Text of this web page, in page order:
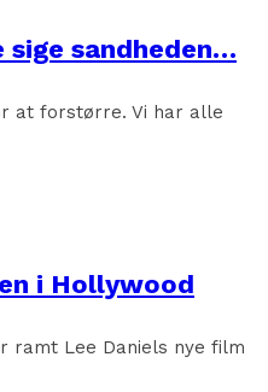
sandheden…
at forstørre. Vi har alle
i Hollywood
ramt Lee Daniels nye film